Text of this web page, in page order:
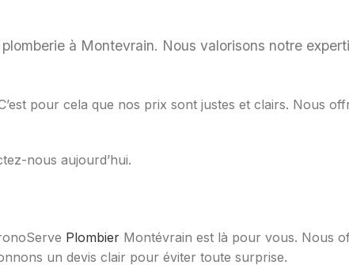
à Montevrain. Nous valorisons notre
pour cela que nos prix sont justes et clairs. Nous
nous aujourd’hui.
Plombier Montévrain est là pour vous. Nous
un devis clair pour éviter toute surprise.